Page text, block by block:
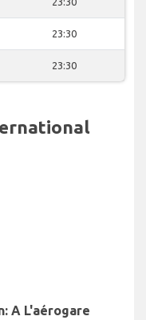
23:30
23:30
A L'aérogare